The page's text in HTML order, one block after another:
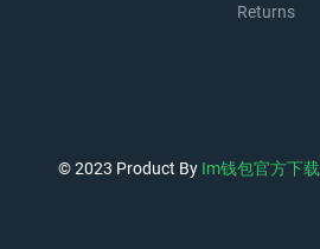
Returns
© 2023 Product By Im钱包官方下载